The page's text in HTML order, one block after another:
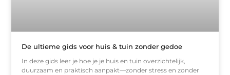
De ultieme gids voor huis & tuin zonder gedoe
In deze gids leer je hoe je je huis en tuin overzichtelijk,
duurzaam en praktisch aanpakt—zonder stress en zonder